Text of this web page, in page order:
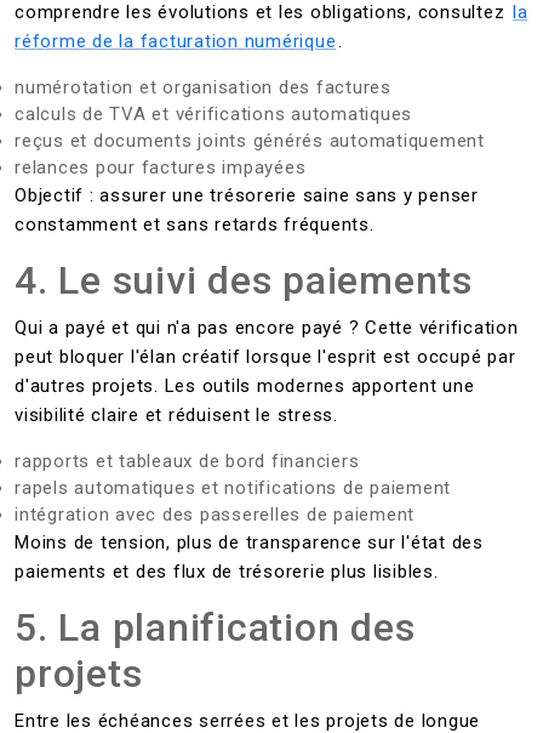
comprendre les évolutions et les obligations, consultez la
réforme de la facturation numérique.
numérotation et organisation des factures
calculs de TVA et vérifications automatiques
reçus et documents joints générés automatiquement
relances pour factures impayées
Objectif : assurer une trésorerie saine sans y penser
constamment et sans retards fréquents.
4. Le suivi des paiements
Qui a payé et qui n'a pas encore payé ? Cette vérification
peut bloquer l'élan créatif lorsque l'esprit est occupé par
d'autres projets. Les outils modernes apportent une
visibilité claire et réduisent le stress.
rapports et tableaux de bord financiers
rapels automatiques et notifications de paiement
intégration avec des passerelles de paiement
Moins de tension, plus de transparence sur l'état des
paiements et des flux de trésorerie plus lisibles.
5. La planification des
projets
Entre les échéances serrées et les projets de longue